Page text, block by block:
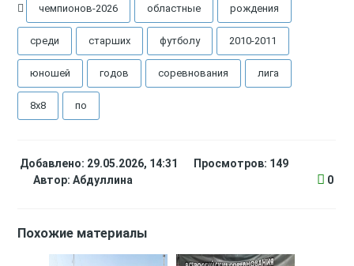
чемпионов-2026 областные рождения
среди старших футболу 2010-2011
юношей годов соревнования лига
8х8 по
Добавлено: 29.05.2026, 14:31
Просмотров: 149
Автор:Абдуллина 0
Похожие материалы